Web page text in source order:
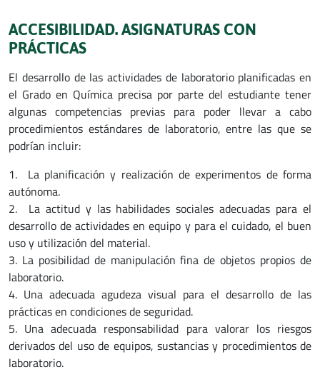
ACCESIBILIDAD. ASIGNATURAS CON
PRÁCTICAS
El desarrollo de las actividades de laboratorio planificadas en
el Grado en Química precisa por parte del estudiante tener
algunas competencias previas para poder llevar a cabo
procedimientos estándares de laboratorio, entre las que se
podrían incluir:
1. La planificación y realización de experimentos de forma
autónoma.
2. La actitud y las habilidades sociales adecuadas para el
desarrollo de actividades en equipo y para el cuidado, el buen
uso y utilización del material.
3. La posibilidad de manipulación fina de objetos propios de
laboratorio.
4. Una adecuada agudeza visual para el desarrollo de las
prácticas en condiciones de seguridad.
5. Una adecuada responsabilidad para valorar los riesgos
derivados del uso de equipos, sustancias y procedimientos de
laboratorio.